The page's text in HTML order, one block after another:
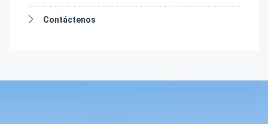
Contáctenos